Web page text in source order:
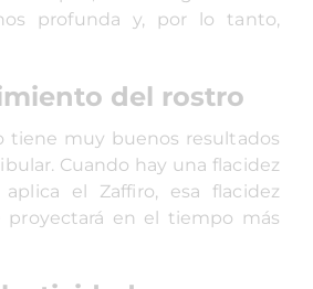
profunda y, por lo tanto,
del rostro
tiene muy buenos resultados
Cuando hay una flacidez
el Zaffiro, esa flacidez
proyectará en el tiempo más